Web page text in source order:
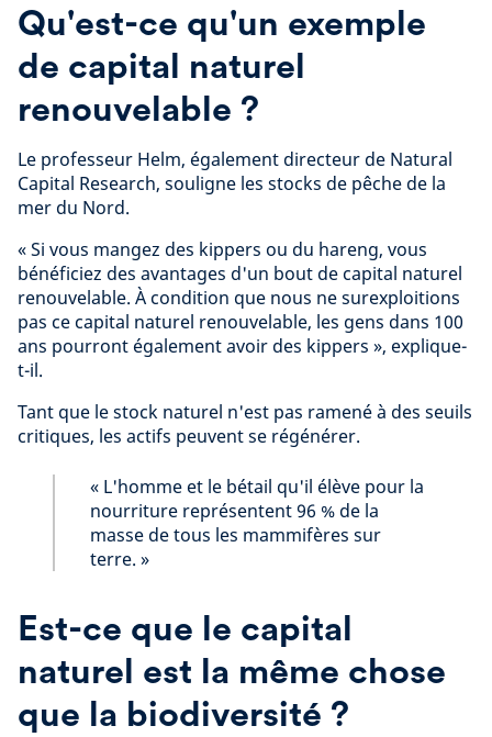
Qu'est-ce qu'un exemple
de capital naturel
renouvelable ?
Le professeur Helm, également directeur de Natural
Capital Research, souligne les stocks de pêche de la
mer du Nord.
« Si vous mangez des kippers ou du hareng, vous
bénéficiez des avantages d'un bout de capital naturel
renouvelable. À condition que nous ne surexploitions
pas ce capital naturel renouvelable, les gens dans 100
ans pourront également avoir des kippers », explique-
t-il.
Tant que le stock naturel n'est pas ramené à des seuils
critiques, les actifs peuvent se régénérer.
« L'homme et le bétail qu'il élève pour la
nourriture représentent 96 % de la
masse de tous les mammifères sur
terre. »
Est-ce que le capital
naturel est la même chose
que la biodiversité ?